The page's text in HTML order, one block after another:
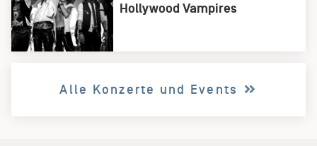
Hollywood Vampires
Alle Konzerte und Events